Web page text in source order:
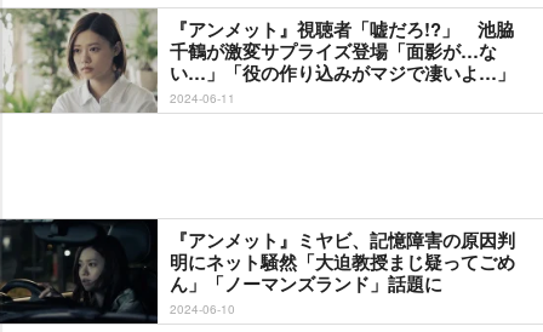
『アンメット』視聴者「嘘だろ!?」 池脇
千鶴が激変サプライズ登場「面影が…な
い…」「役の作り込みがマジで凄いよ…」
2024-06-11
『アンメット』ミヤビ、記憶障害の原因判
明にネット騒然「大迫教授まじ疑ってごめ
ん」「ノーマンズランド」話題に
2024-06-10